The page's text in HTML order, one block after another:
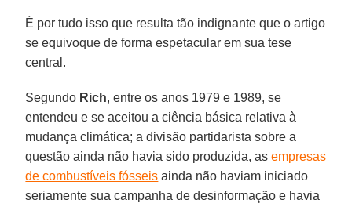
É por tudo isso que resulta tão indignante que o artigo
se equivoque de forma espetacular em sua tese
central.
Segundo Rich, entre os anos 1979 e 1989, se
entendeu e se aceitou a ciência básica relativa à
mudança climática; a divisão partidarista sobre a
questão ainda não havia sido produzida, asempresas
de combustíveis fósseis ainda não haviam iniciado
seriamente sua campanha de desinformação e havia